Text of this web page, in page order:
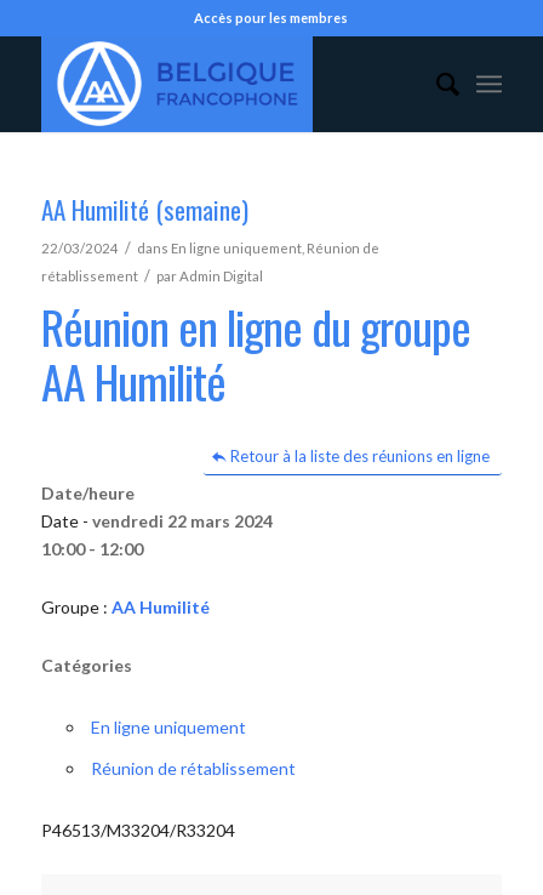
Accès pour les membres
AA Humilité (semaine)
22/03/2024 / dans En ligne uniquement, Réunion de
rétablissement / parAdmin Digital
Réunion en ligne du groupe
AA Humilité
Retour à la liste des réunions en ligne
Date/heure
Date - vendredi 22 mars 2024
10:00 - 12:00
Groupe : AA Humilité
Catégories
En ligne uniquement
Réunion de rétablissement
P46513/M33204/R33204